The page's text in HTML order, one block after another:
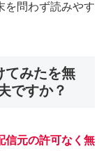
を問わず読みやす
てみたを無
ですか？
信元の許可なく無